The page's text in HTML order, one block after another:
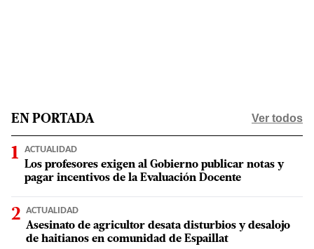
EN PORTADA Ver todos
ACTUALIDAD
Los profesores exigen al Gobierno publicar notas y
pagar incentivos de la Evaluación Docente
ACTUALIDAD
Asesinato de agricultor desata disturbios y desalojo
de haitianos en comunidad de Espaillat